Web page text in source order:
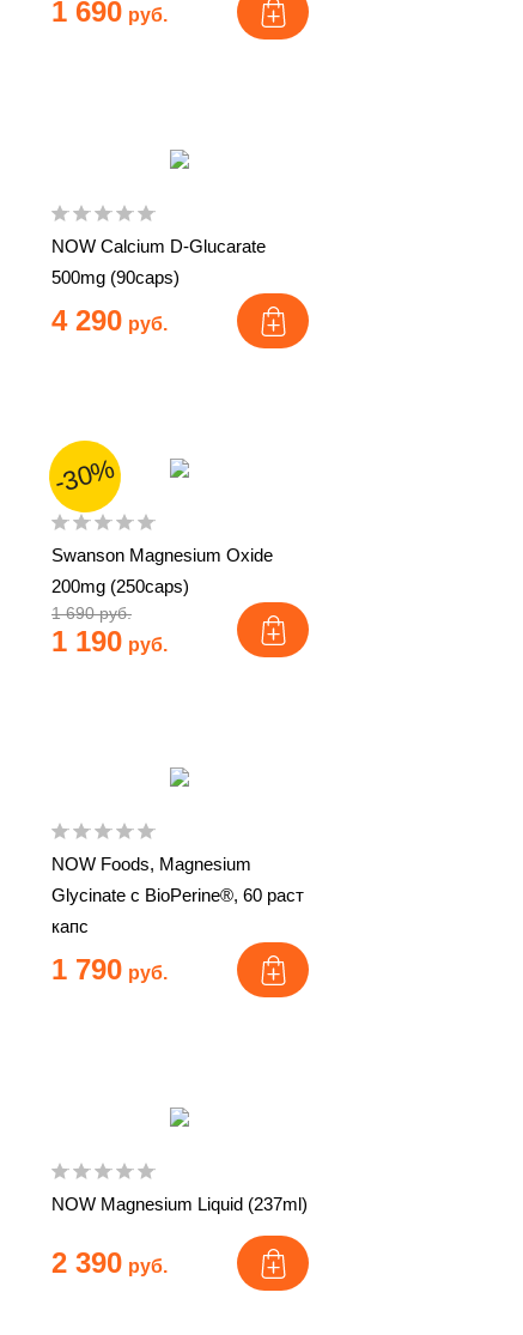
1 690 руб.
NOW Calcium D-Glucarate
500mg (90caps)
4 290 руб.
Swanson Magnesium Oxide
200mg (250caps)
1 690 руб.
1 190 руб.
-30%
NOW Foods, Magnesium
Glycinate с BioPerine®, 60 раст
капс
1 790 руб.
NOW Magnesium Liquid (237ml)
2 390 руб.